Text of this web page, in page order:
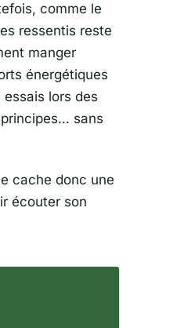
comme le
ressentis reste
manger
énergétiques
lors des
principes… sans
cache donc une
écouter son